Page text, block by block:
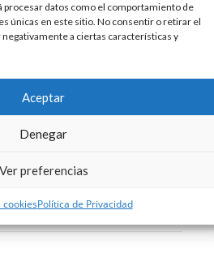
procesar datos como el comportamiento de
únicas en este sitio. No consentir o retirar el
a ciertas características y
Aceptar
Denegar
Ver preferencias
cookiesPolítica de Privacidad
aquella época en la que
de fotos, a veces algo
los mejores
Y seguro que también
veces, en tu día a día, la
querías
Sin comentarios
Leer más